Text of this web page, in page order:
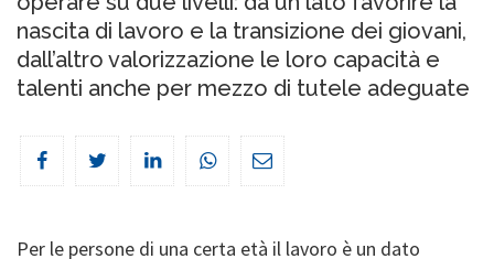
nascita di lavoro e la transizione dei giovani,
dall’altro valorizzazione le loro capacità e
talenti anche per mezzo di tutele adeguate
Per le persone di una certa età il lavoro è un dato